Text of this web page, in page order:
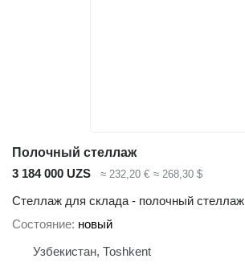
Полочный стеллаж
3 184 000 UZS
≈ 232,20 € ≈ 268,30 $
Стеллаж для склада - полочный стеллаж
Состояние новый
Узбекистан, Тоshkent